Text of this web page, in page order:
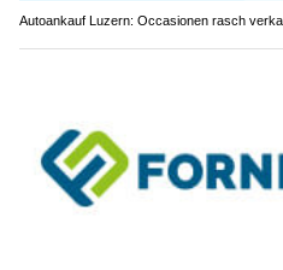
Autoankauf Luzern: Occasionen rasch